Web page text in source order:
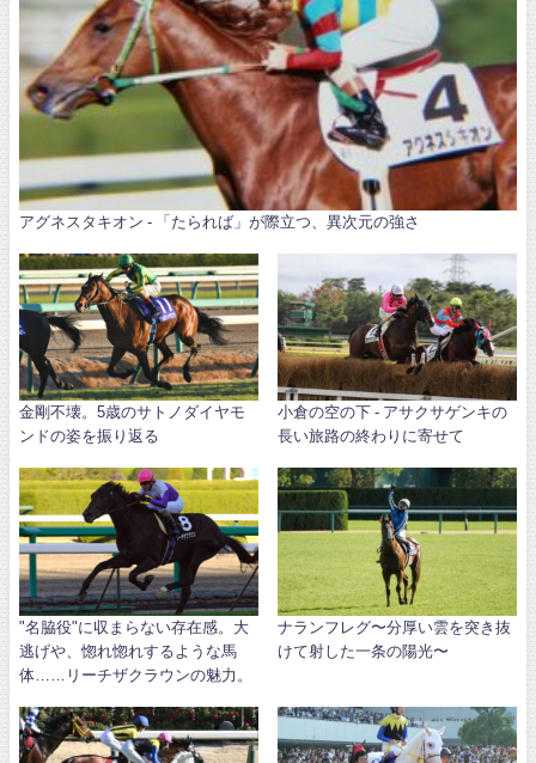
アグネスタキオン - 「たられば」が際立つ、異次元の強さ
金剛不壊。5歳のサトノダイヤモ
ンドの姿を振り返る
小倉の空の下 - アサクサゲンキの
長い旅路の終わりに寄せて
"名脇役"に収まらない存在感。大
逃げや、惚れ惚れするような馬
体……リーチザクラウンの魅力。
ナランフレグ〜分厚い雲を突き抜
けて射した一条の陽光〜